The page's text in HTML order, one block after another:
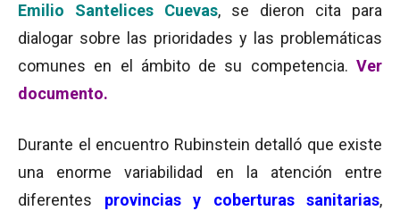
Emilio Santelices Cuevas, se dieron cita para
dialogar sobre las prioridades y las problemáticas
comunes en el ámbito de su competencia. Ver
documento.
Durante el encuentro Rubinstein detalló que existe
una enorme variabilidad en la atención entre
diferentes provincias y coberturas sanitarias,